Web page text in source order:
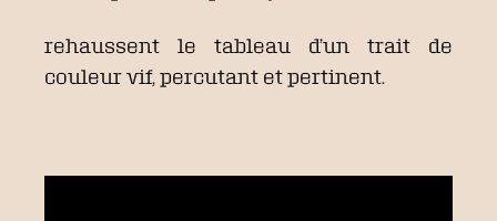
rehaussent le tableau d’un trait de
couleur vif, percutant et pertinent.